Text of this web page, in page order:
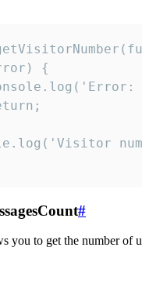
{
#
you to get the number of